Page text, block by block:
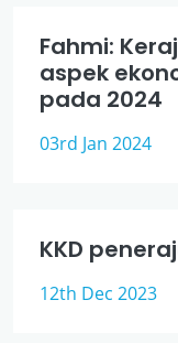
Fahmi:
aspek
pada 2024
03rd Jan 2024
KKD
12th Dec 2023